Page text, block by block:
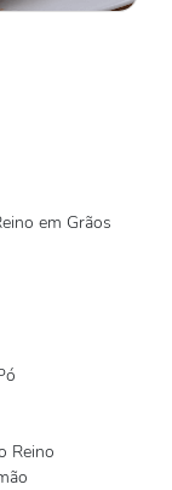
em Grãos
Reino